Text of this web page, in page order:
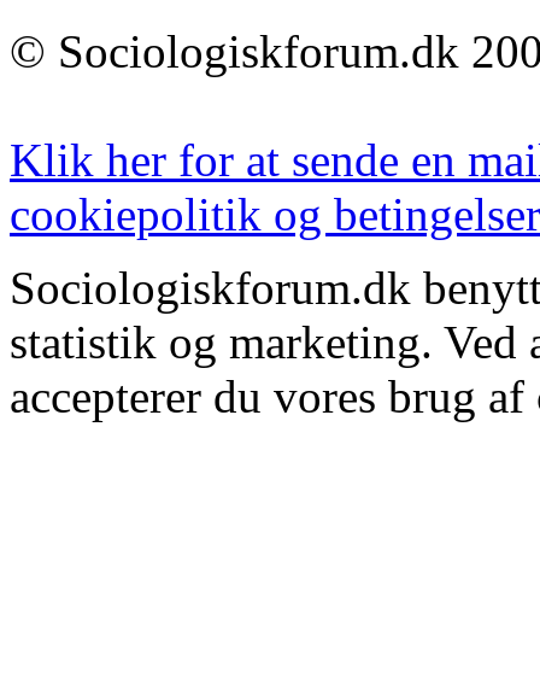
© Sociologiskforum.dk
Klik her for at sende en
cookiepolitik og
Sociologiskforum.dk
statistik og marketing. Ved
accepterer du vores brug